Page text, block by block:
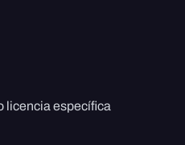
licencia específica